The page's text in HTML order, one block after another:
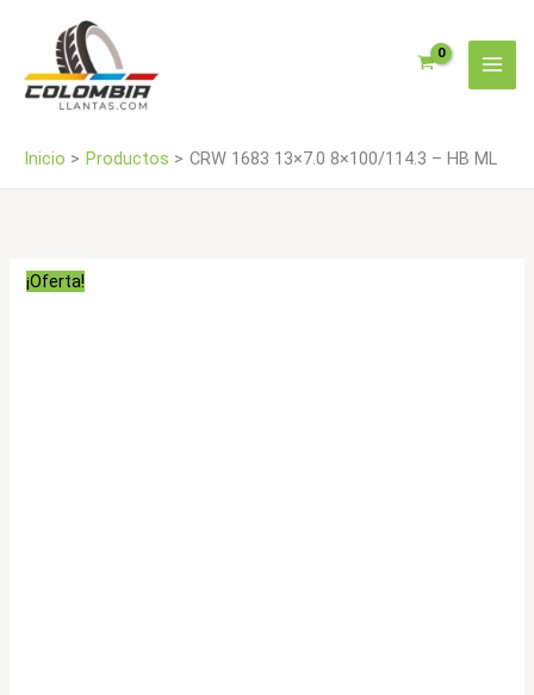
contenido
Inicio Productos CRW 1683 13×7.0 8×100/114.3 – HB ML
¡Oferta!
cantidad